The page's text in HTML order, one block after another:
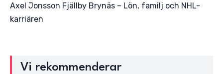
Axel Jonsson Fjällby Brynäs – Lön, familj och NHL-
karriären
Vi rekommenderar